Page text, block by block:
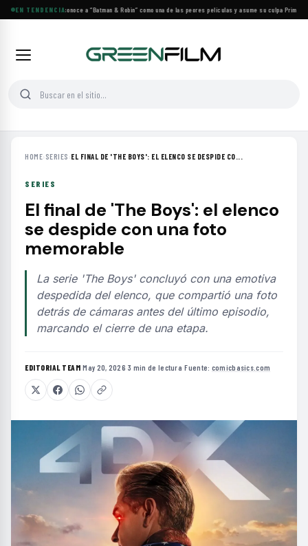
EN TENDENCIA
George Clooney reconoce a “Batman & Robin” como una de las peores películas y asume su culpa·Prime
HOME› SERIES ›EL FINAL DE 'THE BOYS': EL ELENCO SE DESPIDE CO...
SERIES
El final de 'The Boys': el elenco
se despide con una foto
memorable
La serie 'The Boys' concluyó con una emotiva
despedida del elenco, que compartió una foto
detrás de cámaras antes del último episodio,
marcando el cierre de una etapa.
EDITORIAL TEAM·May 20, 2026·3 min de lectura·Fuente: comicbasics.com